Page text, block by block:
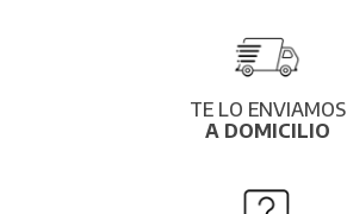
TE LO ENVIAMOS
A DOMICILIO